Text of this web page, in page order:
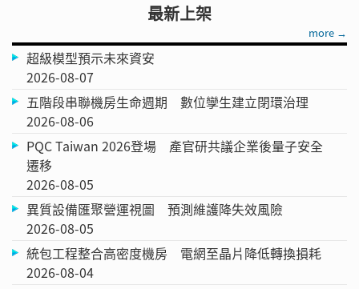
最新上架
more →
超級模型預示未來資安
2026-08-07
五階段串聯機房生命週期 數位孿生建立閉環治理
2026-08-06
PQC Taiwan 2026登場 產官研共議企業後量子安全
遷移
2026-08-05
異質設備匯聚營運視圖 預測維護降失效風險
2026-08-05
統包工程整合高密度機房 電網至晶片降低轉換損耗
2026-08-04